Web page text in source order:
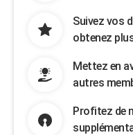
Suivez vos
obtenez
Mettez en
autres
Profitez de